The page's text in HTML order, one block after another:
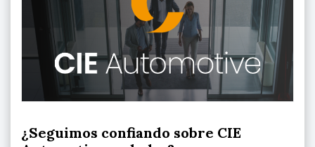
¿Seguimos confiando sobre CIE